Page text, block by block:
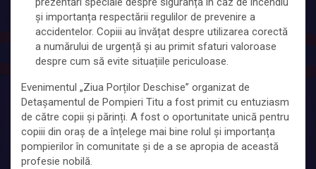
și importanța respectării regulilor de prevenire a
accidentelor. Copiii au învățat despre utilizarea corectă
a numărului de urgență și au primit sfaturi valoroase
despre cum să evite situațiile periculoase.
Evenimentul „Ziua Porților Deschise” organizat de
Detașamentul de Pompieri Titu a fost primit cu entuziasm
de către copii și părinți. A fost o oportunitate unică pentru
copiii din oraș de a înțelege mai bine rolul și importanța
pompierilor în comunitate și de a se apropia de această
profesie nobilă.